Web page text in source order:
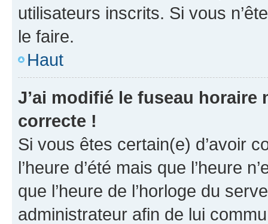
utilisateurs inscrits. Si vous
le faire.
Haut
J’ai modifié le fuseau horaire
correcte !
Si vous êtes certain(e) d’avoir
l’heure d’été mais que l’heure
que l’heure de l’horloge du
administrateur afin de lui